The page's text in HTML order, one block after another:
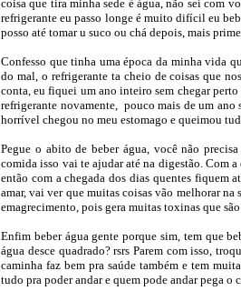
coisa que tira minha sede é água, não sei com
refrigerante eu passo longe é muito difícil eu
posso até tomar u suco ou chá depois, mais
Confesso que tinha uma época da minha vida
do mal, o refrigerante ta cheio de coisas que
conta, eu fiquei um ano inteiro sem chegar
refrigerante novamente, pouco mais de um
horrível chegou no meu estomago e queimou
Pegue o abito de beber água, você não
comida isso vai te ajudar até na digestão. Com
então com a chegada dos dias quentes fiquem
amar, vai ver que muitas coisas vão melhorar na
emagrecimento, pois gera muitas toxinas que
Enfim beber água gente porque sim, tem que
água desce quadrado? rsrs Parem com isso,
caminha faz bem pra saúde também e tem
tudo pra poder andar e quem pode andar pega o